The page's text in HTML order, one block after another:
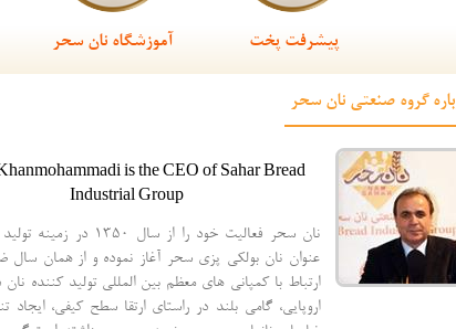
پیشرفت پخت آموزشگاه نان سحر
گروه صنعتی نان سحر
is the CEO of Sahar Bread
Industrial Group
نان سحر فعالیت خود را از سال
عنوان نان بولکی پزی سحر آغاز نموده و از همان سال
ارتباط با کمپانی های معظم بین المللی تولید کننده
اروپایی، گامی بلند در راستای ارتقا سطح کیفی، ایجاد